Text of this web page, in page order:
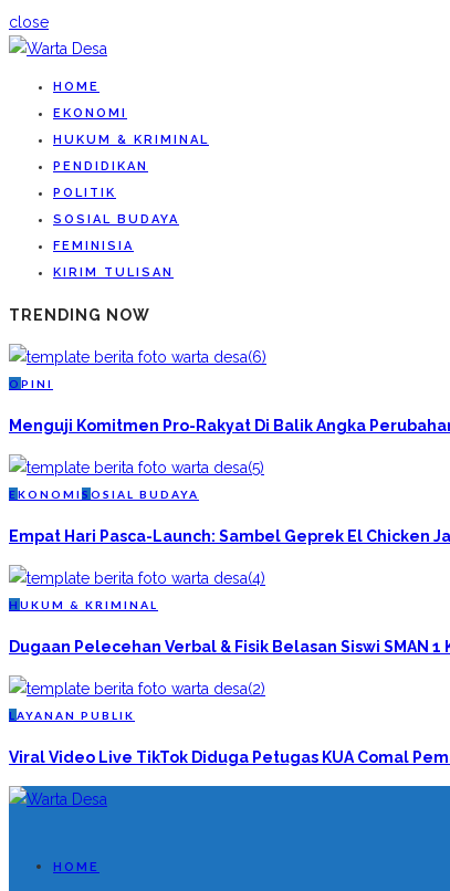
close
HOME
EKONOMI
HUKUM & KRIMINAL
PENDIDIKAN
POLITIK
SOSIAL BUDAYA
FEMINISIA
KIRIM TULISAN
TRENDING NOW
O PINI
Menguji Komitmen Pro-Rakyat Di Balik Angka
EKONOMI S OSIAL BUDAYA
Empat Hari Pasca-Launch: Sambel Geprek El Chicken
H UKUM & KRIMINAL
Dugaan Pelecehan Verbal & Fisik Belasan Siswi SMAN
L AYANAN PUBLIK
Viral Video Live TikTok Diduga Petugas KUA Comal
HOME